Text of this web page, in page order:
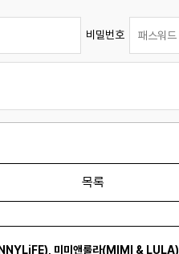
비밀번호
목록
미미앤룰라(MIMI & LULA)